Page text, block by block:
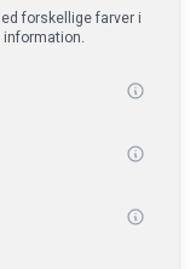
forskellige farver i
information.